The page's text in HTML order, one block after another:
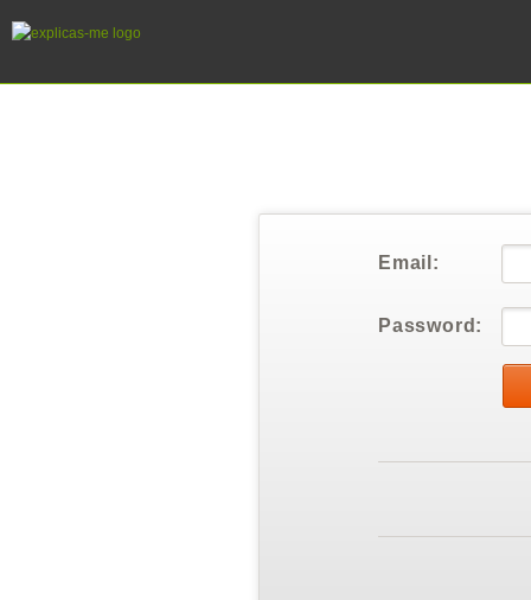
Email:
Password: